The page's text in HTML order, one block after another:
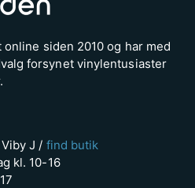
siden 2010 og har med
forsynet vinylentusiaster
J / find butik
kl. 10-16